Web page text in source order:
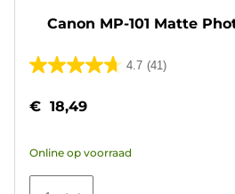
Canon MP-101 Matte
4.7 (41)
4.7
de
sterren.
41
€ 18,49
Online op voorraad